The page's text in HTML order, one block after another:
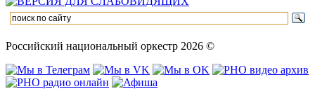
Российский национальный оркестр 2026 ©